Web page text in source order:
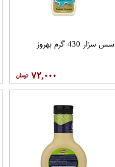
سس سزار 430 گرم بهروز
۷۲,۰۰۰